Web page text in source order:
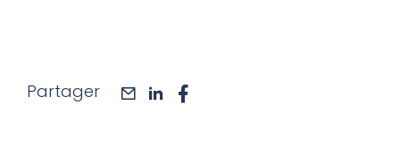
Partager maillinkedin